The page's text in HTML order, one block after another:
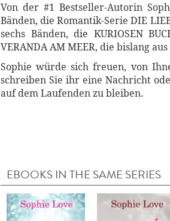
Von der #1 Bestseller-Autorin
Bänden, die Romantik-Serie DIE
sechs Bänden, die KURIOSEN
VERANDA AM MEER, die bislang
Sophie würde sich freuen, von
schreiben Sie ihr eine Nachricht
auf dem Laufenden zu bleiben.
EBOOKS IN THE SAME SERIES